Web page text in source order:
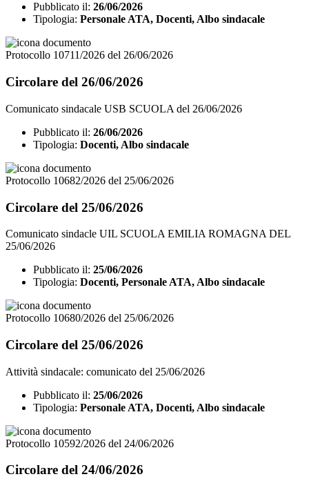
Pubblicato il: 26/06/2026
Tipologia: Personale ATA, Docenti, Albo sindacale
Protocollo 10711/2026 del 26/06/2026
Circolare del 26/06/2026
Comunicato sindacale USB SCUOLA del 26/06/2026
Pubblicato il: 26/06/2026
Tipologia: Docenti, Albo sindacale
Protocollo 10682/2026 del 25/06/2026
Circolare del 25/06/2026
Comunicato sindacle UIL SCUOLA EMILIA ROMAGNA DEL
25/06/2026
Pubblicato il: 25/06/2026
Tipologia: Docenti, Personale ATA, Albo sindacale
Protocollo 10680/2026 del 25/06/2026
Circolare del 25/06/2026
Attività sindacale: comunicato del 25/06/2026
Pubblicato il: 25/06/2026
Tipologia: Personale ATA, Docenti, Albo sindacale
Protocollo 10592/2026 del 24/06/2026
Circolare del 24/06/2026